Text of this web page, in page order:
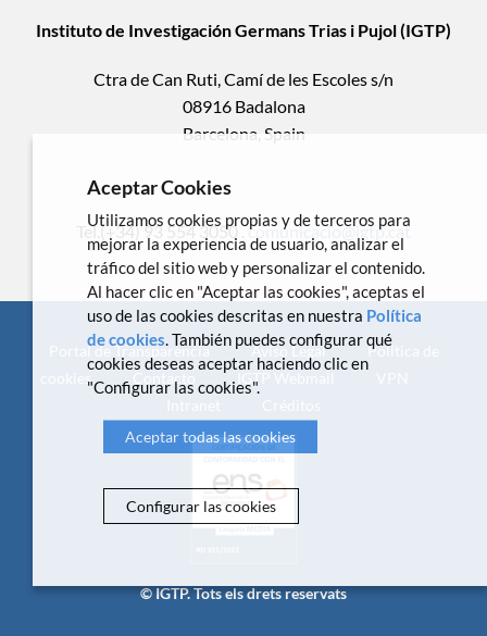
Instituto de Investigación Germans Trias i Pujol (IGTP)
Ctra de Can Ruti, Camí de les Escoles s/n
08916 Badalona
Barcelona, Spain
Tel.(+34) 93 554 3050 .comunicacio@igtp.cat
Portal de Transparencia Aviso Legal
Política de
cookies
Contacto IGTP Webmail
© IGTP. Tots els drets reservats
Aceptar Cookies
Utilizamos cookies propias y de terceros para
mejorar la experiencia de usuario, analizar el
tráfico del sitio web y personalizar el contenido.
Al hacer clic en "Aceptar las cookies", aceptas el
uso de las cookies descritas en nuestra Política
de cookies. También puedes configurar qué
cookies deseas aceptar haciendo clic en
"Configurar las cookies".
Aceptar todas las cookies
Configurar las cookies